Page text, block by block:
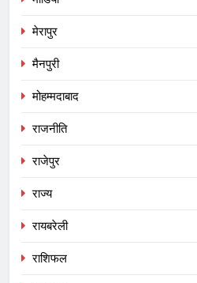
मेरापुर
मैनपुरी
मोहम्मदाबाद
राजनीति
राजेपुर
राज्य
रायबरेली
राशिफल